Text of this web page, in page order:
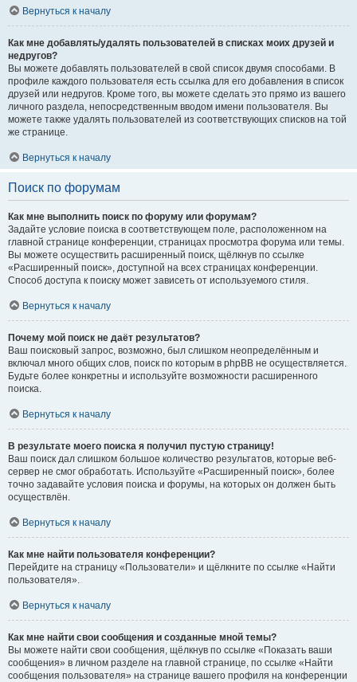
Вернуться к началу
Как мне добавлять/удалять пользователей в списках моих друзей и
недругов?
Вы можете добавлять пользователей в свой список двумя способами. В
профиле каждого пользователя есть ссылка для его добавления в список
друзей или недругов. Кроме того, вы можете сделать это прямо из вашего
личного раздела, непосредственным вводом имени пользователя. Вы
можете также удалять пользователей из соответствующих списков на той
же странице.
Вернуться к началу
Поиск по форумам
Как мне выполнить поиск по форуму или форумам?
Задайте условие поиска в соответствующем поле, расположенном на
главной странице конференции, страницах просмотра форума или темы.
Вы можете осуществить расширенный поиск, щёлкнув по ссылке
«Расширенный поиск», доступной на всех страницах конференции.
Способ доступа к поиску может зависеть от используемого стиля.
Вернуться к началу
Почему мой поиск не даёт результатов?
Ваш поисковый запрос, возможно, был слишком неопределённым и
включал много общих слов, поиск по которым в phpBB не осуществляется.
Будьте более конкретны и используйте возможности расширенного
поиска.
Вернуться к началу
В результате моего поиска я получил пустую страницу!
Ваш поиск дал слишком большое количество результатов, которые веб-
сервер не смог обработать. Используйте «Расширенный поиск», более
точно задавайте условия поиска и форумы, на которых он должен быть
осуществлён.
Вернуться к началу
Как мне найти пользователя конференции?
Перейдите на страницу «Пользователи» и щёлкните по ссылке «Найти
пользователя».
Вернуться к началу
Как мне найти свои сообщения и созданные мной темы?
Вы можете найти свои сообщения, щёлкнув по ссылке «Показать ваши
сообщения» в личном разделе на главной странице, по ссылке «Найти
сообщения пользователя» на странице вашего профиля на конференции